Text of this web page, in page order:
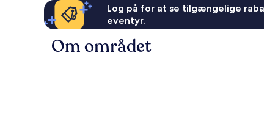
Log på for at se tilgængelige
eventyr.
Om området